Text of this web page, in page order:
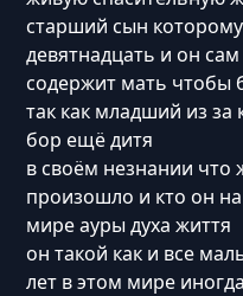
старший сын
девятнадцать и он сам
содержит мать чтобы
так как младший из за
бор ещё дитя
в своём незнании что
произошло и кто он
мире ауры духа життя
он такой как и все
лет в этом мире